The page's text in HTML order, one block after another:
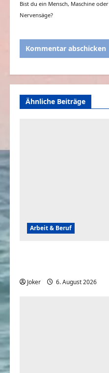
Bist du ein Mensch, Maschine oder
Nervensäge?
Ähnliche Beiträge
Arbeit & Beruf
Joker 6. August 2026